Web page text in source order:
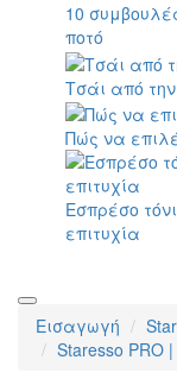
10
ποτό
Τσάι από
Πώς να
Εσπρέσο
επιτυχία
Εισαγωγή
Staresso PRO